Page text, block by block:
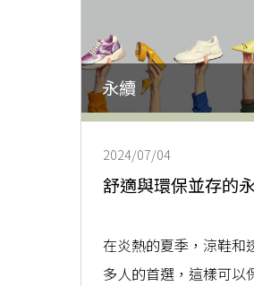
永續
2024/07/04
舒適與環保並存的
在炎熱的夏季，涼鞋和
多人的首選，這樣可以